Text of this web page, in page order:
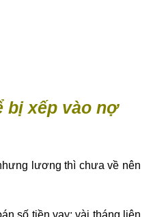
chi phí sử dụng trong thẻ.
nợ vay, dẫn đến thế chấp
toán trả nợ đúng hạn hoặc